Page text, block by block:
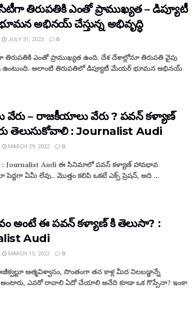
తిరుపతికి ఎంతో ప్రాముఖ్యత – డిప్యూటీ
అభినయ్ చేస్తున్న అభివృద్ధి
JULY 31, 2023 0
తిరుపతికి ఎంతో ప్రాముఖ్యత ఉంది. దేశ దేశాల్లోనూ తిరుపతి వైపు
ఉంటుంది. అలాంటి తిరుపతిలో డిప్యూటీ మేయర్ భూమన అభినయ్
వేరు – రాజ‌కీయాలు వేరు ? ప‌వ‌న్ క‌ళ్యాణ్
తెలుసుకోవాలి : Journalist Audi
MARCH 29, 2022 0
: Journalist Audi ఈ సినిమాలో ప‌వ‌న్ క‌ళ్యాణ్ హావ‌భావ
ఏమీ లేవు.. మొత్తం క‌లిపి ఒక‌టే ఎక్స్ ప్రెష‌న్, అది ...
అంటే ఈ ప‌వ‌న్ క‌ళ్యాణ్ కి తెలుసా? :
Audi
MARCH 15, 2022 0
ఆత్మ‌విశ్వాసం, సొంతంగా త‌న కాళ్ల మీద నిల‌బ‌డ్డాన్నే
అంటారు, ఎవ‌రో రావాలి ఏదో చేయాలి అనేది కూడా ఒక గొప్పేనా? ఇంకా